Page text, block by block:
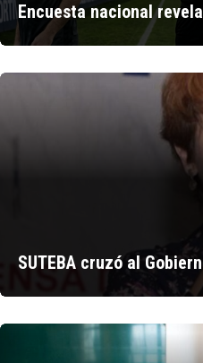
Encuesta nacional
SUTEBA cruzó al